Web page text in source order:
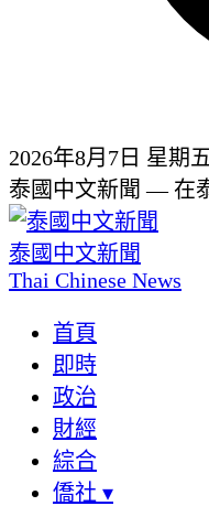
2026年8月7日 星期五
泰國中文新聞 — 在
泰國中文新聞
Thai Chinese News
首頁
即時
政治
財經
綜合
僑社 ▾